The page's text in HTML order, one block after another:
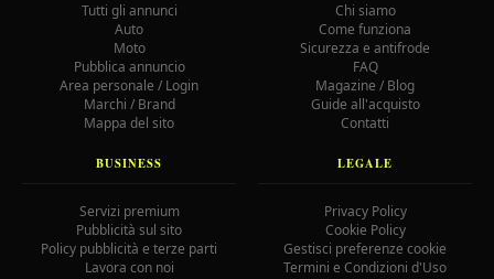
Tutti gli annunci
Auto
Moto
Pubblica annuncio
Area personale / Login
Marchi / Brand
Mappa del sito
Chi siamo
Come funziona
Sicurezza e antifrode
FAQ
Magazine / Blog
Guide all'acquisto
Contatti
BUSINESS
Servizi premium
Pubblicità sul sito
Policy pubblicità e terze parti
Lavora con noi
LEGALE
Privacy Policy
Cookie Policy
Gestisci preferenze cookie
Termini e Condizioni d'Uso